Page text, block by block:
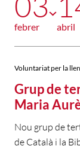
febrer abril
Voluntariat per la
Grup de
Maria
Nou grup de
de Català i la